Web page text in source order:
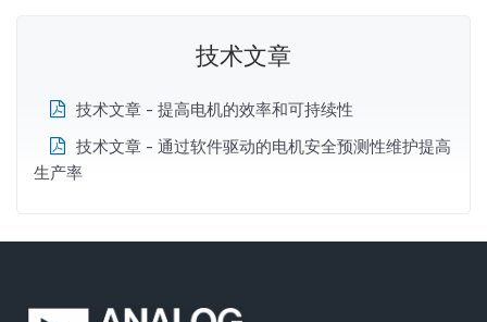
技术文章
技术文章 - 提高电机的效率和可持续性
技术文章 - 通过软件驱动的电机安全预测性维护提高
生产率